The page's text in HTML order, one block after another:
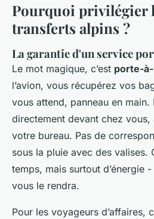
Pourquoi privilégier
transferts alpins ?
La garantie d'un service
Le mot magique, c’est porte-
l’avion, vous récupérez vos
vous attend, panneau en
directement devant chez
votre bureau. Pas de
sous la pluie avec des valises.
temps, mais surtout d’énergie
vous le rendra.
Pour les voyageurs d’affaires,